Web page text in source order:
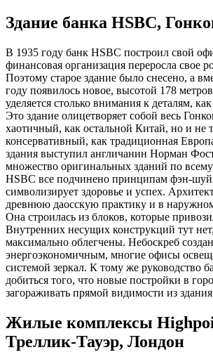
Здание банка HSBC,
В 1935 году банк HSBC построил свой
финансовая организация переросла свое
Поэтому старое здание было снесено, а
году появилось новое, высотой 178
уделяется столько внимания к деталям,
Это здание олицетворяет собой весь
хаотичный, как остальной Китай, но и не
консервативный, как традиционная
здания выступил англичанин Норман
множество оригинальных зданий по
HSBC все подчинено принципам фэн-
символизирует здоровье и успех.
древнюю даосскую практику и в
Она строилась из блоков, которые
Внутренних несущих конструкций тут
максимально облегчены. Небоскреб создан
энергоэкономичным, многие офисы
системой зеркал. К тому же руководство
добиться того, что новые постройки в
загораживать прямой видимости из
Жилые комплексы
Треллик-Тауэр, Лондон